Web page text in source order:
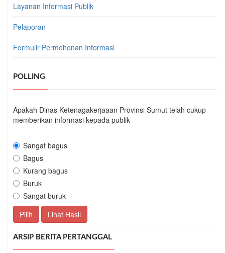
Layanan Informasi Publik
Pelaporan
Formulir Permohonan Informasi
POLLING
Apakah Dinas Ketenagakerjaaan Provinsi Sumut telah cukup
memberikan informasi kepada publik
Sangat bagus
Bagus
Kurang bagus
Buruk
Sangat buruk
Pilih
Lihat Hasil
ARSIP BERITA PERTANGGAL